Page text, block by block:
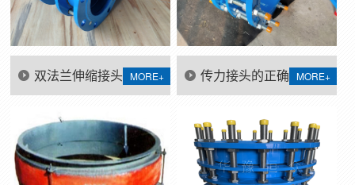
MORE+
双法兰伸缩接头
使用安装说明
MORE+
传力接头的正确
用法?你知道吗?